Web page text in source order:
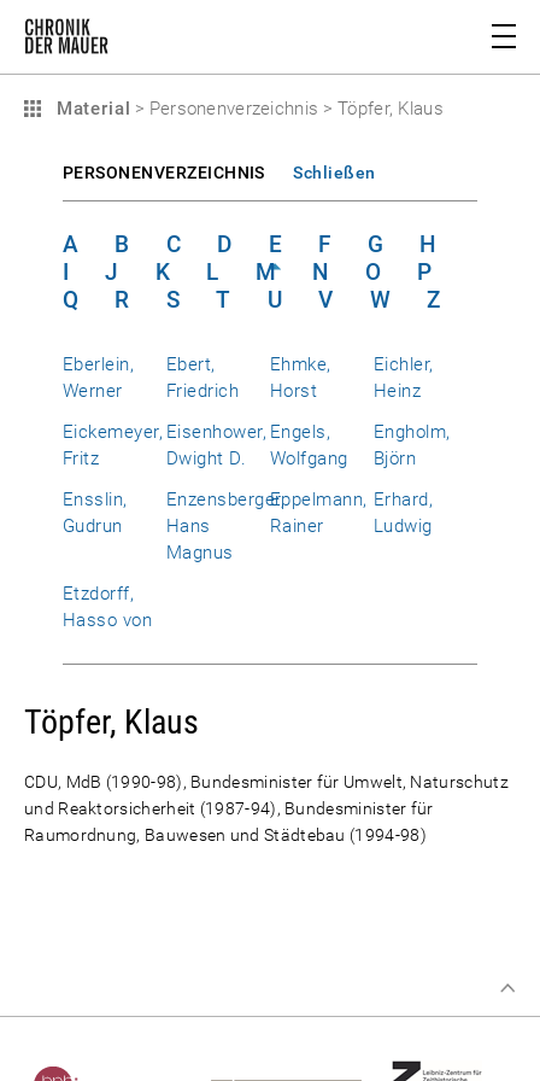
Material > Personenverzeichnis > Töpfer, Klaus
PERSONENVERZEICHNIS Schließen
A B C D E F G
H
I
J K L M N O
P
Q
R S T U V W Z
Eberlein,
Werner
Ebert,
Friedrich
Ehmke,
Horst
Eichler,
Heinz
Eickemeyer,
Fritz
Eisenhower,
Dwight D.
Engels,
Wolfgang
Engholm,
Björn
Ensslin,
Gudrun
Enzensberger,
Hans
Magnus
Eppelmann,
Rainer
Erhard,
Ludwig
Etzdorff,
Hasso von
Töpfer, Klaus
CDU, MdB (1990-98), Bundesminister für Umwelt, Naturschutz
und Reaktorsicherheit (1987-94), Bundesminister für
Raumordnung, Bauwesen und Städtebau (1994-98)